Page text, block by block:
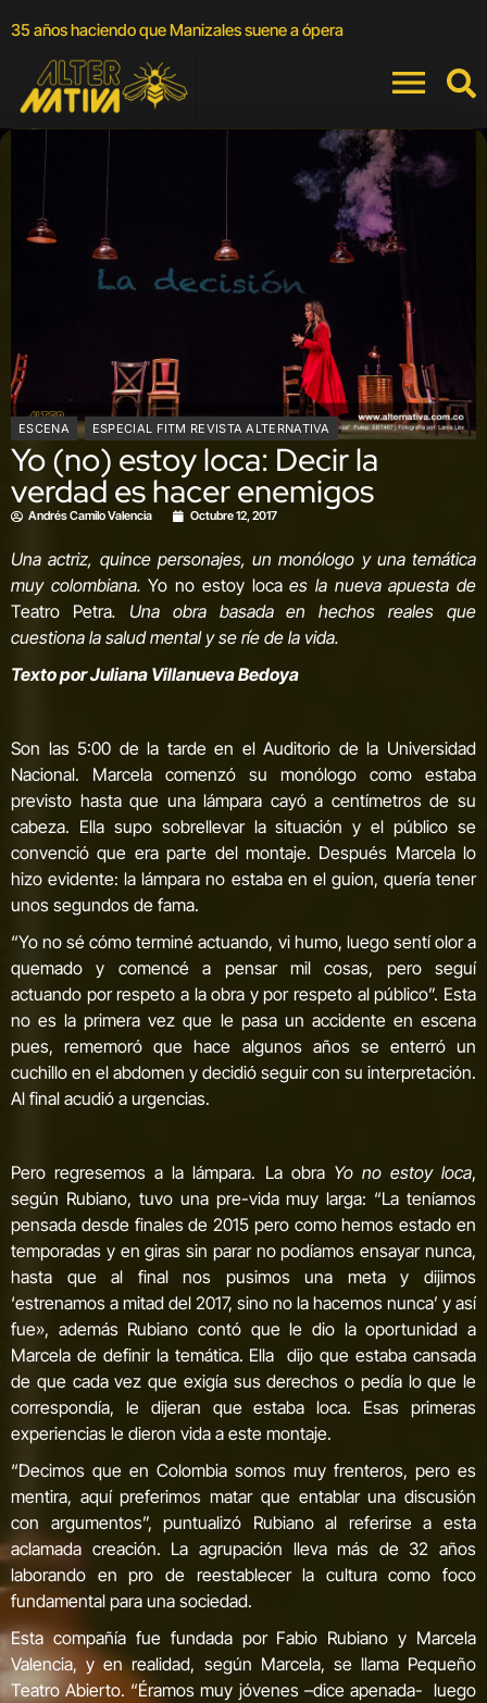
35 años haciendo que Manizales suene a ópera
ESCENA ESPECIAL FITM REVISTA ALTERNATIVA
Yo (no) estoy loca: Decir la
verdad es hacer enemigos
Andrés Camilo Valencia Octubre 12, 2017
Una actriz, quince personajes, un monólogo y una temática
muy colombiana.Yo no estoy locaes la nueva apuesta de
Teatro Petra. Una obra basada en hechos reales que
cuestiona la salud mental y se ríe de la vida.
Texto por Juliana Villanueva Bedoya
Son las 5:00 de la tarde en el Auditorio de la Universidad
Nacional. Marcela comenzó su monólogo como estaba
previsto hasta que una lámpara cayó a centímetros de su
cabeza. Ella supo sobrellevar la situación y el público se
convenció que era parte del montaje. Después Marcela lo
hizo evidente: la lámpara no estaba en el guion, quería tener
unos segundos de fama.
“Yo no sé cómo terminé actuando, vi humo, luego sentí olor a
quemado y comencé a pensar mil cosas, pero seguí
actuando por respeto a la obra y por respeto al público”. Esta
no es la primera vez que le pasa un accidente en escena
pues, rememoró que hace algunos años se enterró un
cuchillo en el abdomen y decidió seguir con su interpretación.
Al final acudió a urgencias.
Pero regresemos a la lámpara. La obra Yo no estoy loca,
según Rubiano, tuvo una pre-vida muy larga: “La teníamos
pensada desde finales de 2015 pero como hemos estado en
temporadas y en giras sin parar no podíamos ensayar nunca,
hasta que al final nos pusimos una meta y dijimos
‘estrenamos a mitad del 2017, sino no la hacemos nunca’ y así
fue», además Rubiano contó que le dio la oportunidad a
Marcela de definir la temática. Ella dijo que estaba cansada
de que cada vez que exigía sus derechos o pedía lo que le
correspondía, le dijeran que estaba loca. Esas primeras
experiencias le dieron vida a este montaje.
“Decimos que en Colombia somos muy frenteros, pero es
mentira, aquí preferimos matar que entablar una discusión
con argumentos”, puntualizó Rubiano al referirse a esta
aclamada creación. La agrupación lleva más de 32 años
laborando en pro de reestablecer la cultura como foco
fundamental para una sociedad.
Esta compañía fue fundada por Fabio Rubiano y Marcela
Valencia, y en realidad, según Marcela, se llama Pequeño
Teatro Abierto. “Éramos muy jóvenes –dice apenada- luego